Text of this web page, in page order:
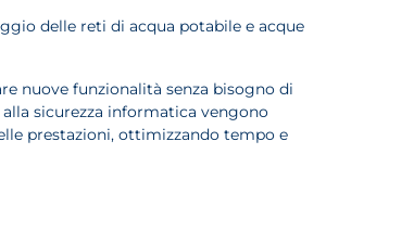
delle reti di acqua potabile e acque
nuove funzionalità senza bisogno di
sicurezza informatica vengono
prestazioni, ottimizzando tempo e